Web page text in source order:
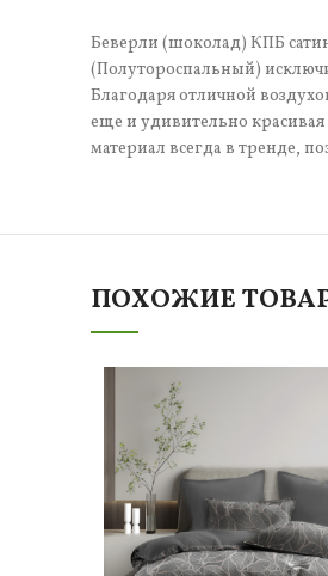
Беверли (шоколад) КПБ
(Полутороспальный)
Благодаря отличной
еще и удивительно
материал всегда в тренде,
ПОХОЖИЕ